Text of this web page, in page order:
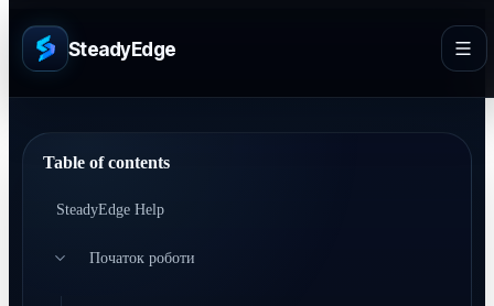
SteadyEdge
Table of contents
SteadyEdge Help
Початок роботи